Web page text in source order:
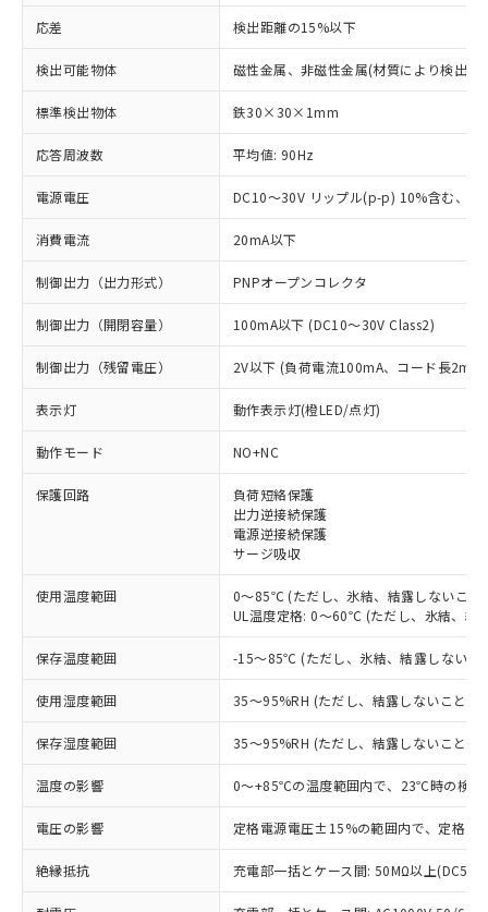
応差 検出距離の15%以下
検出可能物体 磁性金属、非磁性金属(材質により検出距
標準検出物体 鉄30×30×1mm
応答周波数 平均値: 90Hz
電源電圧 DC10～30V リップル(p-p) 10%含む、
消費電流 20mA以下
制御出力（出力形式） PNPオープンコレクタ
制御出力（開閉容量） 100mA以下 (DC10～30V Class2)
制御出力（残留電圧） 2V以下 (負荷電流100mA、コード長2m時
表示灯 動作表示灯(橙LED/点灯)
動作モード NO+NC
保護回路
負荷短絡保護
出力逆接続保護
電源逆接続保護
サージ吸収
使用温度範囲
0～85℃ (ただし、氷結、結露しないこと)
UL温度定格: 0～60℃ (ただし、氷結、結
保存温度範囲 -15～85℃ (ただし、氷結、結露しないこ
使用湿度範囲 35～95%RH (ただし、結露しないこと)
保存湿度範囲 35～95%RH (ただし、結露しないこと)
温度の影響 0～+85℃の温度範囲内で、23℃時の検
電圧の影響 定格電源電圧±15%の範囲内で、定格電
絶縁抵抗 充電部一括とケース間: 50MΩ以上
ご利用条件
以下の条件をお読みいただき、同意のうえ
ご利用ください。
商品の当社在庫状況および標準価格
(税抜)を提供させていただくもので
当社制御機器事業取扱商品の中には、
本サービスの対象外となる商品もある
ことをご了承ください。
在庫状況および標準価格照会結果は、
対応済み：EU RoHS指令（10物質）の
非含有に対応した製品が提供可能な商品で
有に対応した製品に切り替える予定のある
対応予定なし：EU RoHS指令（10物質）の
非含有に非対応の商品で、対応品を出す予
定はありません。
調査・確認中：EU RoHS指令（10物質）の
非含有の対応状況を調査中または確認中の
非該当品：ライセンス料など無形物で、有
害物質有無と関係のない商品です。
仕入先様の事情により、非含有部品として
むを得ず変更することがあります。
※1 中国RoHS○×表
「○」：最大均質材料含有率が中国RoHSの
基準値以下であることを示します。
「×」：最大均質材料含有率が中国RoHSの
基準値を超えていることを示します。
「－」：未確認です。当社販売部門へお問
当社は、これら貴社製品のうち、外国